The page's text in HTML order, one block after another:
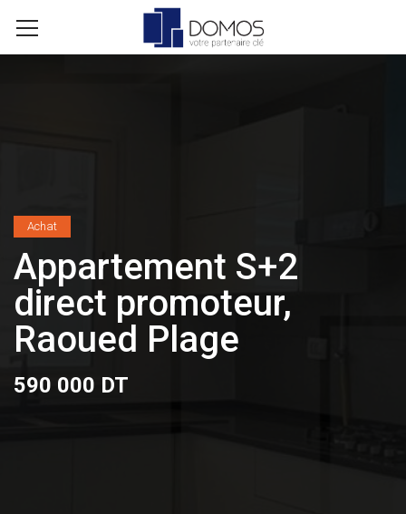
Achat
Appartement S+2
direct promoteur,
Raoued Plage
590 000 DT